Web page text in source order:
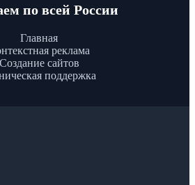
по всей России
Главная
реклама
Создание сайтов
поддержка